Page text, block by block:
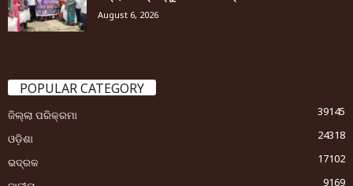
August 6, 2026
POPULAR CATEGORY
ଜିଲ୍ଲା ପରିକ୍ରମା
39145
ଓଡ଼ିଶା
24318
ଭଦ୍ରକ
17102
9169